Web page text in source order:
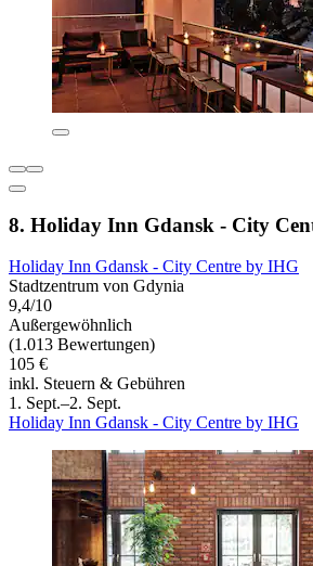
8. Holiday Inn Gdansk - City
Holiday Inn Gdansk - City Centre by IHG
Stadtzentrum von Gdynia
9,4/10
Außergewöhnlich
(1.013 Bewertungen)
105 €
inkl. Steuern & Gebühren
1. Sept.–2. Sept.
Holiday Inn Gdansk - City Centre by IHG